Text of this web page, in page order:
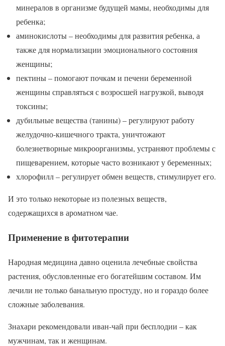
минералов в организме будущей мамы, необходимы для
ребенка;
аминокислоты – необходимы для развития ребенка, а
также для нормализации эмоционального состояния
женщины;
пектины – помогают почкам и печени беременной
женщины справляться с возросшей нагрузкой, выводя
токсины;
дубильные вещества (танины) – регулируют работу
желудочно-кишечного тракта, уничтожают
болезнетворные микроорганизмы, устраняют проблемы с
пищеварением, которые часто возникают у беременных;
хлорофилл – регулирует обмен веществ, стимулирует его.
И это только некоторые из полезных веществ,
содержащихся в ароматном чае.
Применение в фитотерапии
Народная медицина давно оценила лечебные свойства
растения, обусловленные его богатейшим составом. Им
лечили не только банальную простуду, но и гораздо более
сложные заболевания.
Знахари рекомендовали иван-чай при бесплодии – как
мужчинам, так и женщинам.